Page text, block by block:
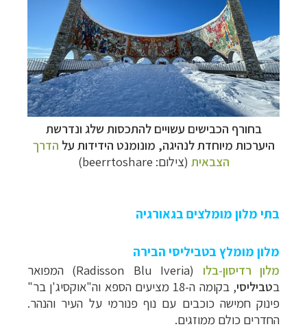
בחורף הכבישים עשויים להתכסות שלג ונדרשת
היערכות מיוחדת לנהיגה, מונומנט הידידות על הדרך
הצבאית (צילום: beerrtoshare)
בתי מלון מומלצים בגאורגיה
מלון מומלץ בטביליסי הבירה
מלון רדיסון-בלו
(Radisson Blu Iveria) המפואר
בטביליסי
, בקומה ה-18 מציעים הספא וה"אוקסיג'ן בר"
פינוק חמישה כוכבים עם נוף פנורמי על העיר והנהר.
החדרים כולם ממוזגים.